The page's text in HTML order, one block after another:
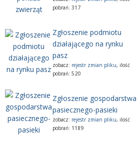
pobrań: 317
Zgłoszenie podmiotu
działającego na rynku
pasz
zobacz: rejestr zmian pliku, ilość
pobrań: 520
Zgłoszenie gospodarstwa
pasiecznego-pasieki
zobacz: rejestr zmian pliku, ilość
pobrań: 1189